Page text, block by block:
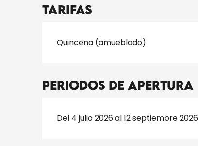
Tarifas
Tarifas 2026
Quincena (amueblado)
Periodos de apertura
Del 4 julio 2026 al 12 septiembre 2026